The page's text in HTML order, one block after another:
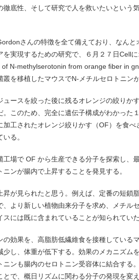
徹底性、そして研究で人を救いたいという
さんの特徴を全て備えており、なん
を実現するための研究で、６月２７日Cell
of N-methylserotonin from orange ﬁber in
叢を移植したマウスでN-メチルセロトニン
ュースを絞った後に残るオレンジの絞りか
。このため、完全に遺伝子構成がわかった
加工されたオレンジ絞りかす（OF）を食
る。
工場で OF から生産できる分子を探索し、
ンが腸内で上昇することを発見する。
昇が見られたと思う。例えば、定番の短鎖
、より新しい植物由来分子を求め、メチル
スには既に含まれていることが知られてい
の効果を、高脂肪低繊維食を接種している
少し、体重が低下する。効果のメカニズム
ニンも腸内のセロトニン受容体に結合する
とで、概日リズムに関わる分子の発現を変